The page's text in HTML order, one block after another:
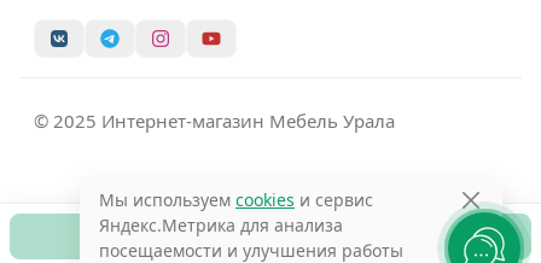
В корзину
© 2025 Интернет-магазин Мебель Урала
Мы используем cookies и сервис
Яндекс.Метрика для анализа
посещаемости и улучшения работы